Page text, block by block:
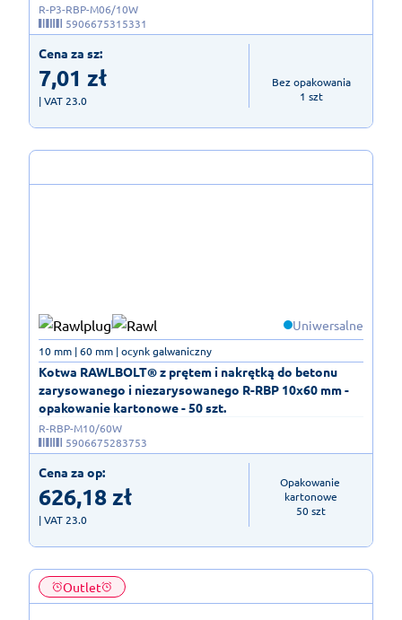
R-P3-RBP-M06/10W
5906675315331
Cena za sz:
7,01 zł
| VAT 23.0
Bez opakowania
1 szt
Uniwersalne
Kotwa RAWLBOLT® z prętem i nakrętką do betonu
zarysowanego i niezarysowanego R-RBP 10x60 mm -
opakowanie kartonowe - 50 szt.
10 mm | 60 mm | ocynk galwaniczny
R-RBP-M10/60W
5906675283753
Cena za op:
626,18zł
| VAT 23.0
Opakowanie
kartonowe
50 szt
Outlet